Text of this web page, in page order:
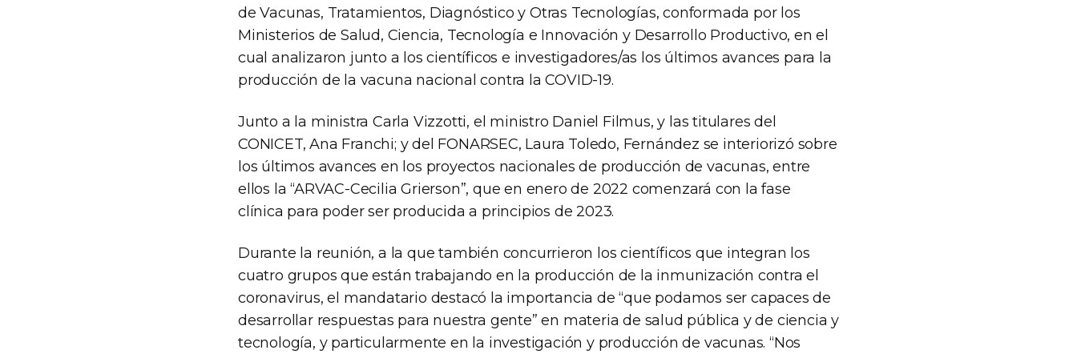
de Vacunas, Tratamientos, Diagnóstico y Otras Tecnologías, conformada por los
Ministerios de Salud, Ciencia, Tecnología e Innovación y Desarrollo Productivo, en el
cual analizaron junto a los científicos e investigadores/as los últimos avances para la
producción de la vacuna nacional contra la COVID-19.
Junto a la ministra Carla Vizzotti, el ministro Daniel Filmus, y las titulares del
CONICET, Ana Franchi; y del FONARSEC, Laura Toledo, Fernández se interiorizó sobre
los últimos avances en los proyectos nacionales de producción de vacunas, entre
ellos la “ARVAC-Cecilia Grierson”, que en enero de 2022 comenzará con la fase
clínica para poder ser producida a principios de 2023.
Durante la reunión, a la que también concurrieron los científicos que integran los
cuatro grupos que están trabajando en la producción de la inmunización contra el
coronavirus, el mandatario destacó la importancia de “que podamos ser capaces de
desarrollar respuestas para nuestra gente” en materia de salud pública y de ciencia y
tecnología, y particularmente en la investigación y producción de vacunas. “Nos